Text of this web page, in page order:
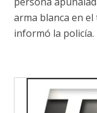
arma blanca en
informó la policía.